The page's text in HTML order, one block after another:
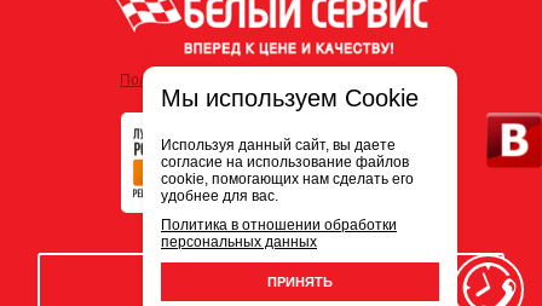
Политика обработки персональных данных
ЗАПИСЬ НА СЕРВИС
Мы используем Cookie
Используя данный сайт, вы даете
согласие на использование файлов
cookie, помогающих нам сделать его
удобнее для вас.
Политика в отношении обработки
персональных данных
ПРИНЯТЬ